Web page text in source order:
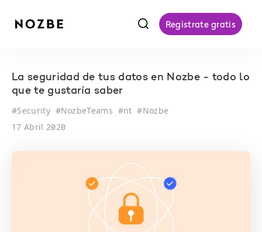
f Registrate gratis
La seguridad de tus datos en Nozbe - todo lo
que te gustaría saber
#Security#NozbeTeams #nt #Nozbe
17 Abril 2020